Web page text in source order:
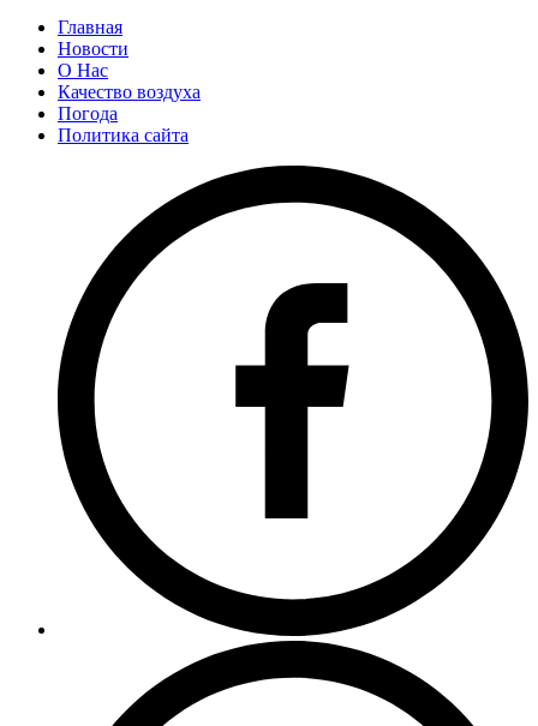
Главная
Новости
О Нас
Качество воздуха
Погода
Политика сайта